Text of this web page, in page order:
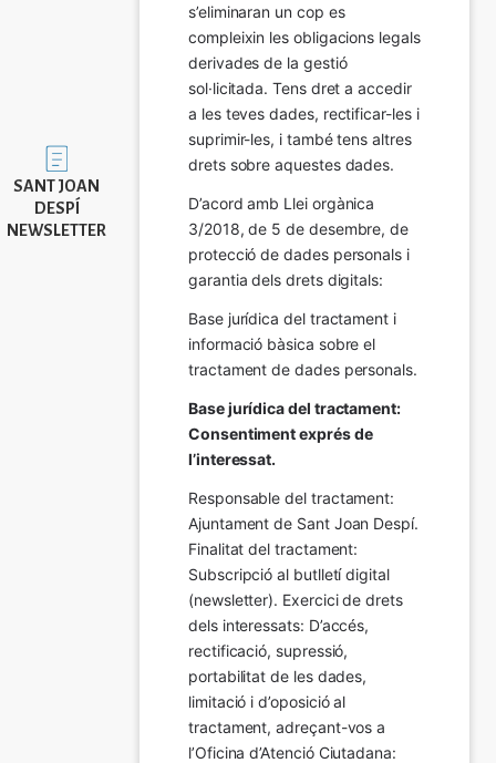
Imatge
SANT JOAN
DESPÍ
NEWSLETTER
s’eliminaran un cop es
compleixin les obligacions legals
derivades de la gestió
sol·licitada. Tens dret a accedir
a les teves dades, rectificar-les i
suprimir-les, i també tens altres
drets sobre aquestes dades.
D’acord amb Llei orgànica
3/2018, de 5 de desembre, de
protecció de dades personals i
garantia dels drets digitals:
Base jurídica del tractament i
informació bàsica sobre el
tractament de dades personals.
Base jurídica del tractament:
Consentiment exprés de
l’interessat.
Responsable del tractament:
Ajuntament de Sant Joan Despí.
Finalitat del tractament:
Subscripció al butlletí digital
(newsletter). Exercici de drets
dels interessats: D’accés,
rectificació, supressió,
portabilitat de les dades,
limitació i d’oposició al
tractament, adreçant-vos a
l’Oficina d’Atenció Ciutadana: